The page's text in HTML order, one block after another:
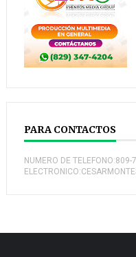
PARA CONTACTOS
NUMERO DE